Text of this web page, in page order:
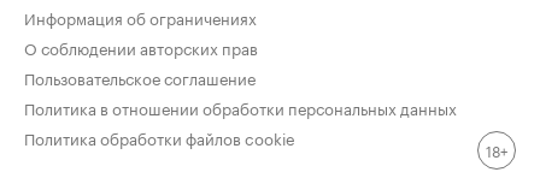
Информация об ограничениях
О соблюдении авторских прав
Пользовательское соглашение
Политика в отношении обработки персональных данных
Политика обработки файлов cookie
18+